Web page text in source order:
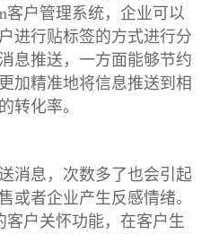
客户管理系统，企业可以
进行贴标签的方式进行分
息推送，一方面能够节约
加精准地将信息推送到相
转化率。
消息，次数多了也会引起
或者企业产生反感情绪。
客户关怀功能，在客户生